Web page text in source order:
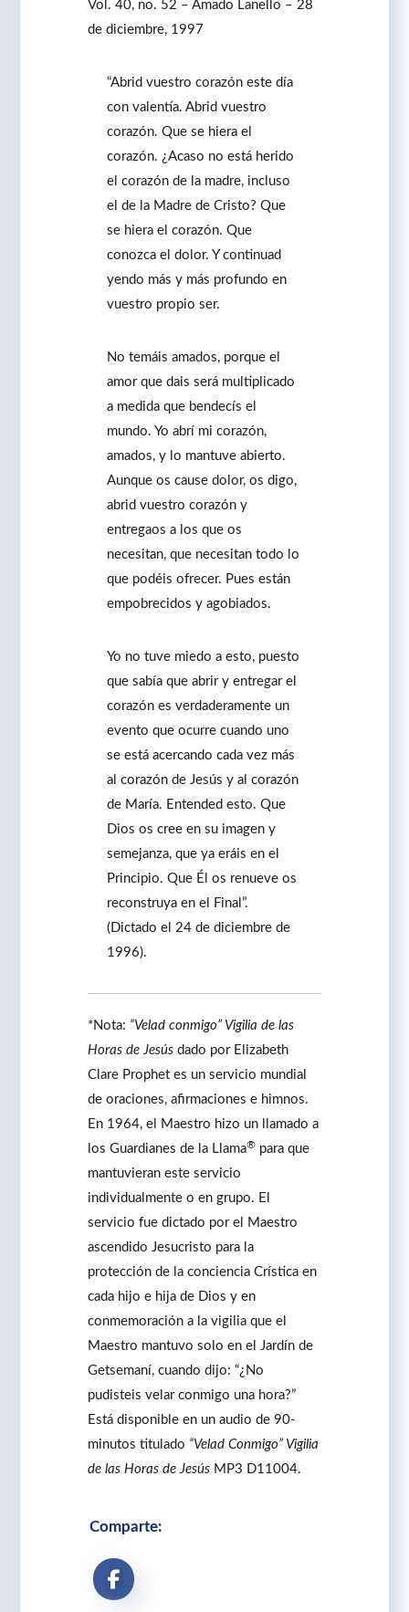
Vol. 40, no. 52 – Amado Lanello – 28
de diciembre, 1997
“Abrid vuestro corazón este día
con valentía. Abrid vuestro
corazón. Que se hiera el
corazón. ¿Acaso no está herido
el corazón de la madre, incluso
el de la Madre de Cristo? Que
se hiera el corazón. Que
conozca el dolor. Y continuad
yendo más y más profundo en
vuestro propio ser.
No temáis amados, porque el
amor que dais será multiplicado
a medida que bendecís el
mundo. Yo abrí mi corazón,
amados, y lo mantuve abierto.
Aunque os cause dolor, os digo,
abrid vuestro corazón y
entregaos a los que os
necesitan, que necesitan todo lo
que podéis ofrecer. Pues están
empobrecidos y agobiados.
Yo no tuve miedo a esto, puesto
que sabía que abrir y entregar el
corazón es verdaderamente un
evento que ocurre cuando uno
se está acercando cada vez más
al corazón de Jesús y al corazón
de María. Entended esto. Que
Dios os cree en su imagen y
semejanza, que ya eráis en el
Principio. Que Él os renueve os
reconstruya en el Final”.
(Dictado el 24 de diciembre de
1996).
*Nota: “Velad conmigo” Vigilia de las
Horas de Jesús dado por Elizabeth
Clare Prophet es un servicio mundial
de oraciones, afirmaciones e himnos.
En 1964, el Maestro hizo un llamado a
los Guardianes de la Llama® para que
mantuvieran este servicio
individualmente o en grupo. El
servicio fue dictado por el Maestro
ascendido Jesucristo para la
protección de la conciencia Crística en
cada hijo e hija de Dios y en
conmemoración a la vigilia que el
Maestro mantuvo solo en el Jardín de
Getsemaní, cuando dijo: “¿No
pudisteis velar conmigo una hora?”
Está disponible en un audio de 90-
minutos titulado “Velad Conmigo” Vigilia
de las Horas de Jesús MP3 D11004.
Comparte: